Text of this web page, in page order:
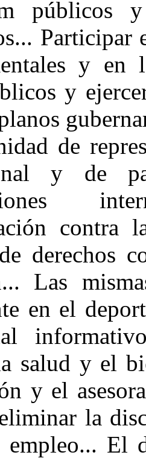
públicos
y
y
de
y de
contra
derechos
Las
en el
salud y el
y el
la
empleo... El